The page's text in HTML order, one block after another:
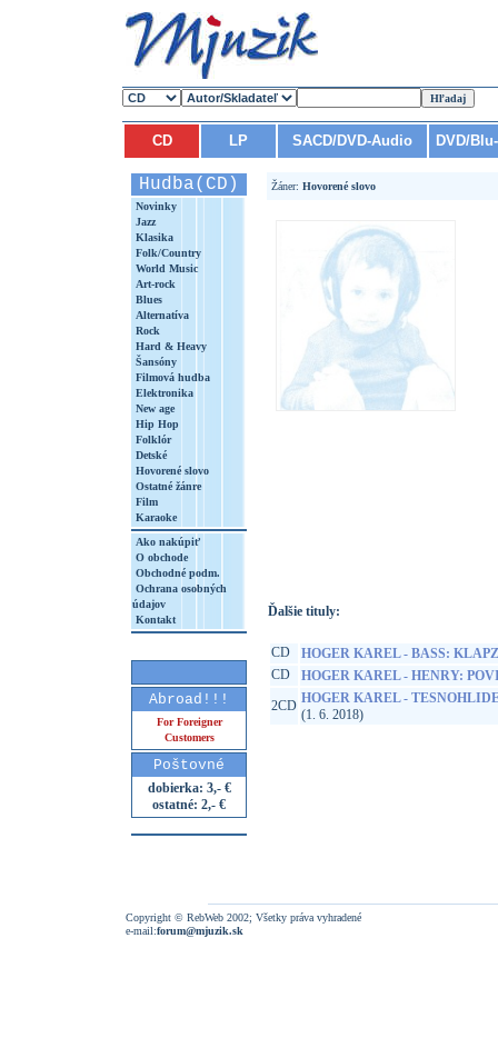
CD LP SACD/DVD-Audio DVD/
Hudba(CD)
Novinky
Jazz
Klasika
Folk/Country
World Music
Art-rock
Blues
Alternatíva
Rock
Hard & Heavy
Šansóny
Filmová hudba
Elektronika
New age
Hip Hop
Folklór
Detské
Hovorené slovo
Ostatné žánre
Film
Karaoke
Ako nakúpiť
O obchode
Obchodné podm.
Ochrana osobných
údajov
Kontakt
Abroad!!!
For Foreigner
Customers
Poštovné
dobierka: 3,- €
ostatné: 2,- €
Žáner: Hovorené slovo
Ďalšie tituly:
CD
HOGER KAREL - BASS:
CD
HOGER KAREL - HENRY:
2CD HOGER KAREL -
(1. 6. 2018)
Copyright © RebWeb 2002; Všetky práva vyhradené
e-mail:forum@mjuzik.sk